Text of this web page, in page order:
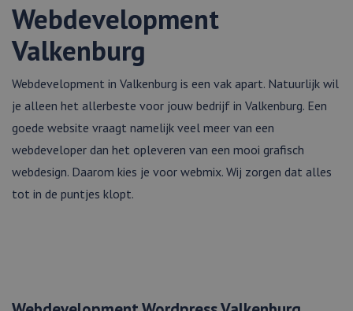
Webdevelopment
Valkenburg
Webdevelopment in Valkenburg is een vak apart. Natuurlijk wil
je alleen het allerbeste voor jouw bedrijf in Valkenburg. Een
goede website vraagt namelijk veel meer van een
webdeveloper dan het opleveren van een mooi grafisch
webdesign. Daarom kies je voor webmix. Wij zorgen dat alles
tot in de puntjes klopt.